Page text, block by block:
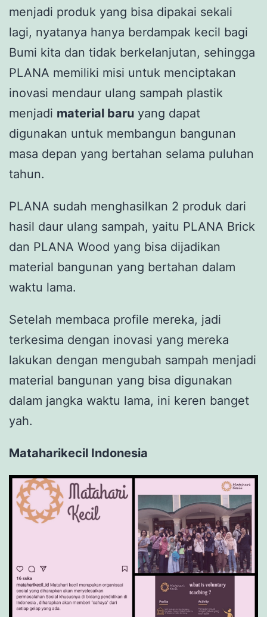
menjadi produk yang bisa dipakai sekali
lagi, nyatanya hanya berdampak kecil bagi
Bumi kita dan tidak berkelanjutan, sehingga
PLANA memiliki misi untuk menciptakan
inovasi mendaur ulang sampah plastik
menjadi material baru yang dapat
digunakan untuk membangun bangunan
masa depan yang bertahan selama puluhan
tahun.
PLANA sudah menghasilkan 2 produk dari
hasil daur ulang sampah, yaitu PLANA Brick
dan PLANA Wood yang bisa dijadikan
material bangunan yang bertahan dalam
waktu lama.
Setelah membaca profile mereka, jadi
terkesima dengan inovasi yang mereka
lakukan dengan mengubah sampah menjadi
material bangunan yang bisa digunakan
dalam jangka waktu lama, ini keren banget
yah.
Mataharikecil Indonesia